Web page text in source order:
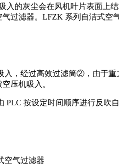
灰尘会在风机叶片表面上
过滤器。LFZK 系列自洁式
，经过高效过滤筒②，由于
压机吸入。
按设定时间顺序进行反吹
过滤器